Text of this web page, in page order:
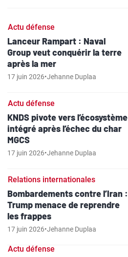
Actu défense
Lanceur Rampart : Naval
Group veut conquérir la terre
après la mer
17 juin 2026•Jehanne Duplaa
Actu défense
KNDS pivote vers l’écosystème
intégré après l’échec du char
MGCS
17 juin 2026•Jehanne Duplaa
Relations internationales
Bombardements contre l’Iran :
Trump menace de reprendre
les frappes
17 juin 2026•Jehanne Duplaa
Actu défense